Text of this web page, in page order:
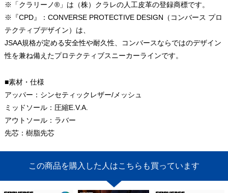
※「クラリーノ®」は（株）クラレの人工皮革の登録商標です。
※『CPD』：CONVERSE PROTECTIVE DESIGN（コンバース プロ
テクティブデザイン）は、
JSAA規格が定める安全性や耐久性、コンバースならではのデザイン
性を兼ね備えたプロテクティブスニーカーラインです。
■素材・仕様
アッパー：シンセティックレザー/メッシュ
ミッドソール：圧縮E.V.A.
アウトソール：ラバー
先芯：樹脂先芯
この商品を購入した人はこちらも買っています